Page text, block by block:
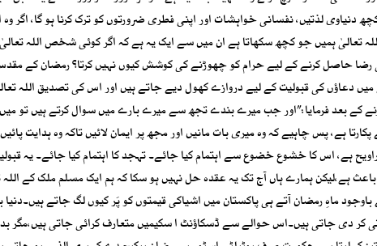
دنیاوی لذتیں، نفسانی خواہشات اور اپنی فطری ضرورتوں کو ترک کرنا ہو گا،
تعالیٰ ہمیں جو کچھ سکھاتا ہے ان میں سے ایک یہ ہے کہ اگر کوئی شخص اللہ
رضا حاصل کرنے کے لیے حرام کو چھوڑنے کی کوشش کیوں نہیں کرتا؟ رمضان کے
دعاؤں کی قبولیت کے لیے دروازے کھول دیے جاتے ہیں اور اس کی تصدیق اللہ
کے بعد فرمایا:”اور جب میرے بندے تجھ سے میرے بارے میں سوال کرتے ہیں تو میں
ہے، اس کا خشوع خضوع سے اہتمام کیا جائے۔ تہجد کا اہتمام کیا جائے۔ یہ
ہے،لیکن ہمارے ہاں آج تک یہ عقدہ حل نہیں ہو سکا کہ ہم ایک مسلم ملک کے اللہ
ماہِ رمضان آتے ہی پاکستان میں اشیاکی قیمتوں کو پَر کیوں لگ جاتے
کر دی جاتی ہیں۔اس حوالے سے ڈسکاؤنٹ ا سکیمیں متعارف کرائی جاتی